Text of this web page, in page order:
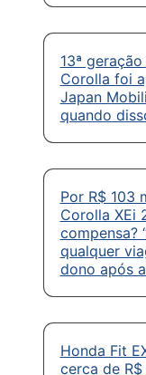
13ª
Corolla foi
Japan
quando
Por R$ 103
Corolla XEi
compensa?
qualquer
dono após
Honda Fit
cerca de